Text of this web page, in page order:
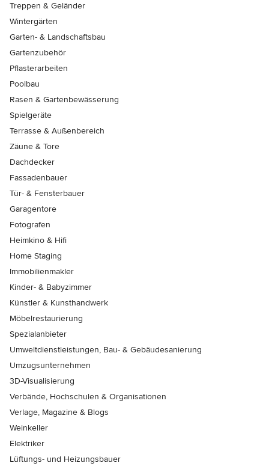
Treppen & Geländer
Wintergärten
Garten- & Landschaftsbau
Gartenzubehör
Pflasterarbeiten
Poolbau
Rasen & Gartenbewässerung
Spielgeräte
Terrasse & Außenbereich
Zäune & Tore
Dachdecker
Fassadenbauer
Tür- & Fensterbauer
Garagentore
Fotografen
Heimkino & Hifi
Home Staging
Immobilienmakler
Kinder- & Babyzimmer
Künstler & Kunsthandwerk
Möbelrestaurierung
Spezialanbieter
Umweltdienstleistungen, Bau- & Gebäudesanierung
Umzugsunternehmen
3D-Visualisierung
Verbände, Hochschulen & Organisationen
Verlage, Magazine & Blogs
Weinkeller
Elektriker
Lüftungs- und Heizungsbauer